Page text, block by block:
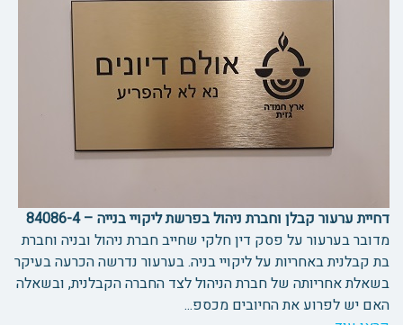
דחיית ערעור קבלן וחברת ניהול בפרשת ליקויי בנייה – 84086-4
מדובר בערעור על פסק דין חלקי שחייב חברת ניהול ובניה וחברת
בת קבלנית באחריות על ליקויי בניה. בערעור נדרשה הכרעה בעיקר
בשאלת אחריותה של חברת הניהול לצד החברה הקבלנית, ובשאלה
האם יש לפרוע את החיובים מכספ...